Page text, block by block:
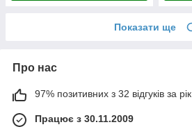
Показати ще
Про нас
97% позитивних з 32 відгуків за рік
Працює з 30.11.2009